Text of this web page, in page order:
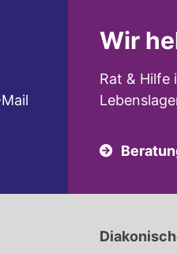
Wir
Rat & Hilfe